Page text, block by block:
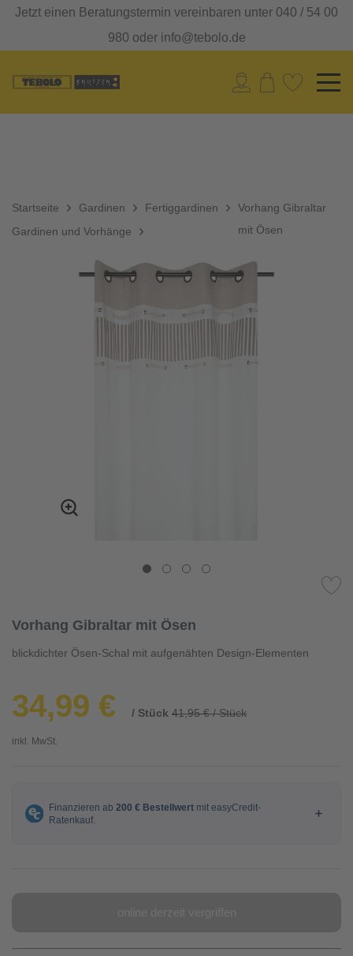
Jetzt einen Beratungstermin vereinbaren unter 040 / 54 00
980 oder info@tebolo.de
Startseite Gardinen
Fertiggardinen
Gardinen und Vorhänge
Vorhang Gibraltar
mit Ösen
Vorhang Gibraltar mit Ösen
blickdichter Ösen-Schal mit aufgenähten Design-Elementen
34,99 € / Stück 41,95 € / Stück
inkl. MwSt.